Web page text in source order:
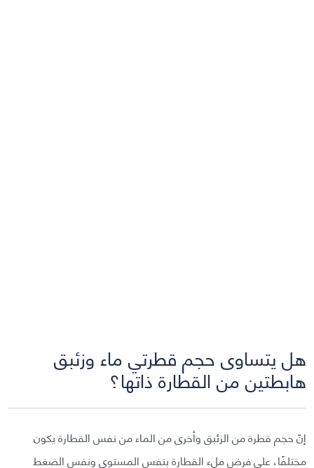
هل يتساوى حجم قطرتي ماء وزئبق
هابطتين من القطارة ذاتها؟
إنّ حجم قطرة من الزئبق وأخرى من الماء من نفس القطارة يكون
مختلفًا، على فرض ملء القطارة بنفس المستوى ونفس الضغط